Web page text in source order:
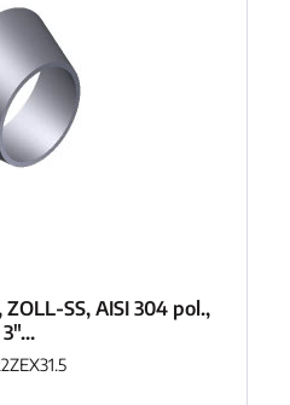
SS, AISI 304 pol.,
3"...